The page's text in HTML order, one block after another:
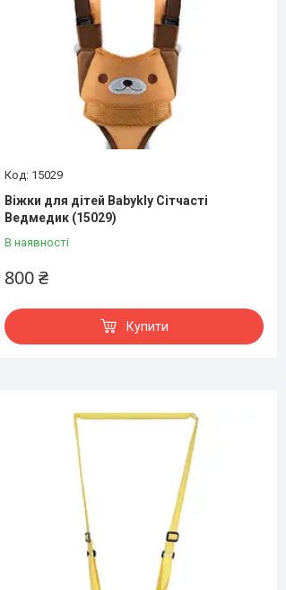
15029
Віжки для дітей Babykly Сітчасті
Ведмедик (15029)
В наявності
800 ₴
Купити